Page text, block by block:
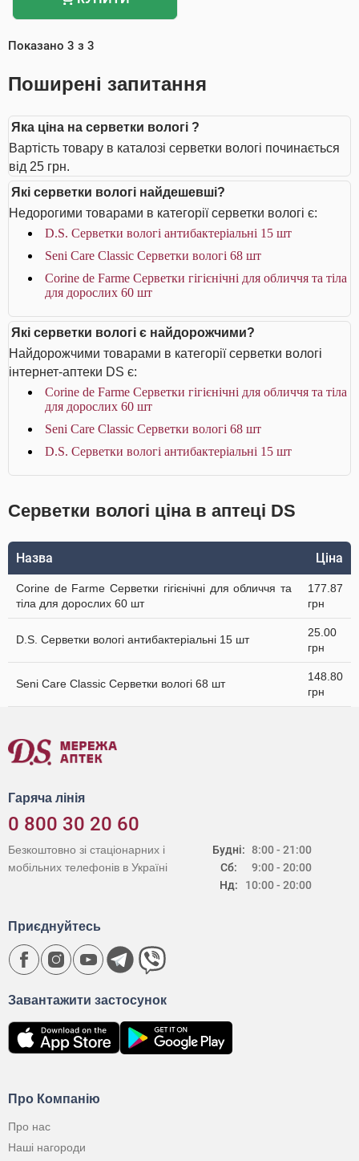
Показано 3 з 3
Поширені запитання
Яка ціна на серветки вологі ?
Вартість товару в каталозі серветки вологі починається
від 25 грн.
Які серветки вологі найдешевші?
Недорогими товарами в категорії серветки вологі є:
D.S. Серветки вологі антибактеріальні 15 шт
Seni Care Classic Серветки вологі 68 шт
Corine de Farme Серветки гігієнічні для обличчя та тіла
для дорослих 60 шт
Які серветки вологі є найдорожчими?
Найдорожчими товарами в категорії серветки вологі
інтернет-аптеки DS є:
Corine de Farme Серветки гігієнічні для обличчя та тіла
для дорослих 60 шт
Seni Care Classic Серветки вологі 68 шт
D.S. Серветки вологі антибактеріальні 15 шт
Серветки вологі ціна в аптеці DS
Назва Ціна
Corine de Farme Серветки гігієнічні для обличчя та
тіла для дорослих 60 шт
177.87
грн
D.S. Серветки вологі антибактеріальні 15 шт
25.00
грн
Seni Care Classic Серветки вологі 68 шт
148.80
грн
Гаряча лінія
0 800 30 20 60
Будні:
Сб:
Нд:
8:00 - 21:00
9:00 - 20:00
10:00 - 20:00
Безкоштовно зі стаціонарних і
мобільних телефонів в Україні
Про Компанію
Про нас
Наші нагороди
Завантажити застосунок
Приєднуйтесь